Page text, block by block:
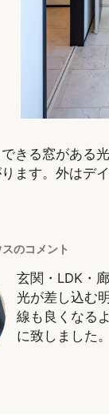
きる窓がある
ます。外はデ
のコメント
玄関・LDK・
光が差し込む
線も良くなる
に致しました。